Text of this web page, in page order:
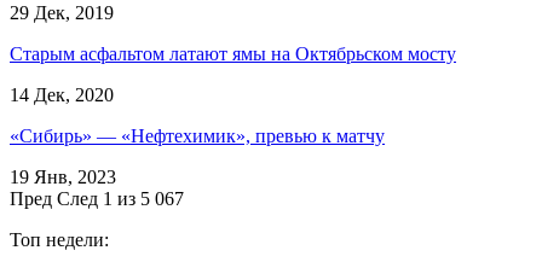
29 Дек, 2019
Старым асфальтом латают ямы на Октябрьском мосту
14 Дек, 2020
«Сибирь» — «Нефтехимик», превью к матчу
19 Янв, 2023
Пред След 1 из 5 067
Топ недели: